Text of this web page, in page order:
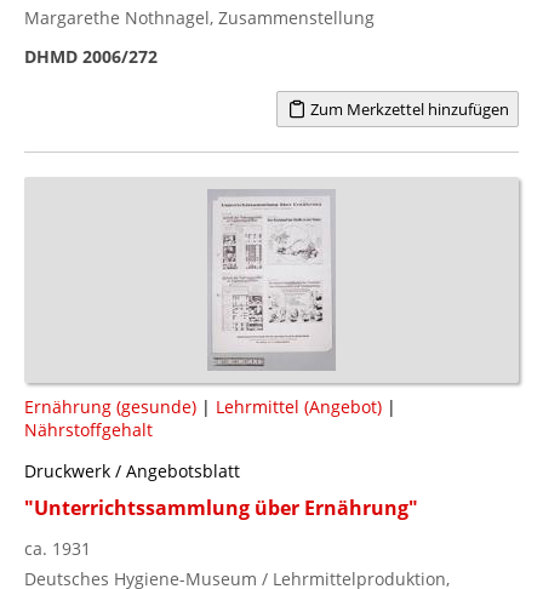
Margarethe Nothnagel, Zusammenstellung
DHMD 2006/272
Zum Merkzettel hinzufügen
Ernährung (gesunde) | Lehrmittel (Angebot) |
Nährstoffgehalt
Druckwerk / Angebotsblatt
"Unterrichtssammlung über Ernährung"
ca. 1931
Deutsches Hygiene-Museum / Lehrmittelproduktion,